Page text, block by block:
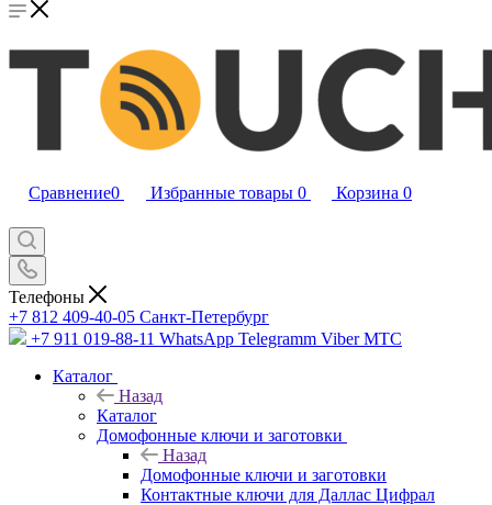
Сравнение0 Избранные товары 0 Корзина 0
Телефоны
+7 812 409-40-05 Санĸт-Петербург
+7 911 019-88-11 WhatsApp Telegramm Viber МТС
Каталог
Назад
Каталог
Домофонные ключи и заготовки
Назад
Домофонные ключи и заготовки
Контактные ключи для Даллас Цифрал